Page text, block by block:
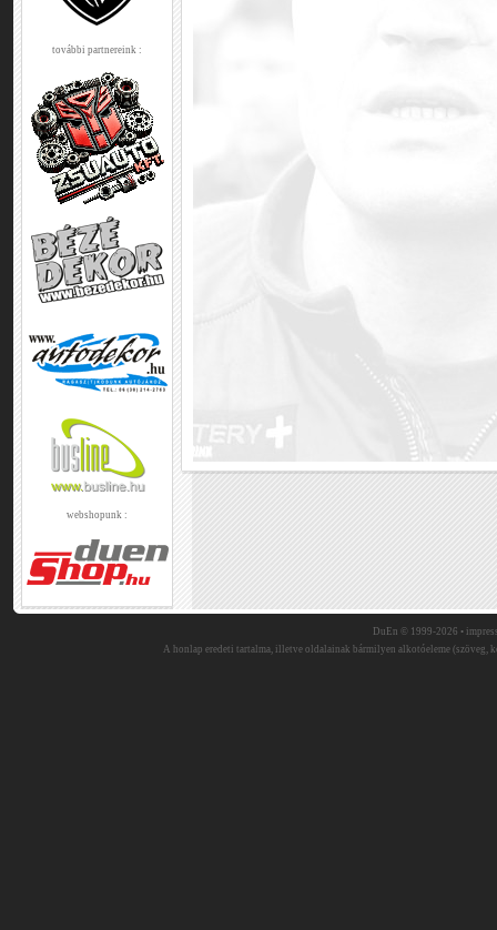
további partnereink :
webshopunk :
DuEn © 1999-2026 •
A honlap eredeti tartalma, illetve oldalainak bármilyen alkotóeleme (szöveg,